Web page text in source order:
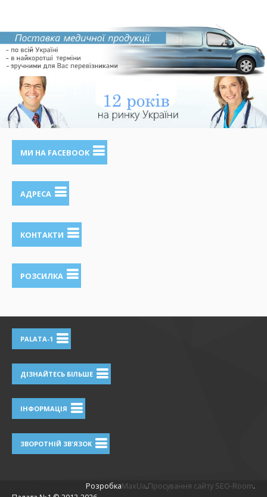
МИ НА FACEBOOK
АДРЕСА
КОНТАКТИ
РОЗСИЛКА
PALATA-1
ДІЗНАЙТЕСЬ БІЛЬШЕ
ІНФОРМАЦІЯ
ЗВОРОТНІЙ ЗВ'ЯЗОК
РозробкаMaxUa.Просування сайту SEO-Room.